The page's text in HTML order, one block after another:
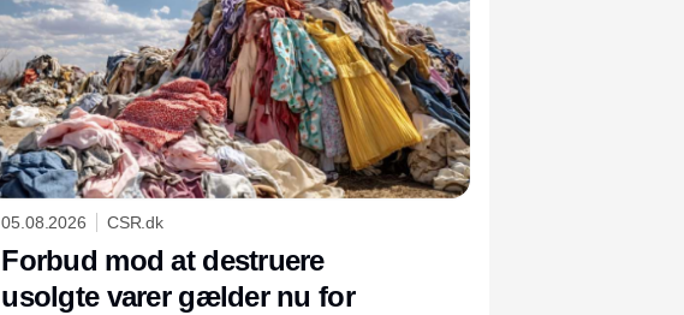
05.08.2026 CSR.dk
Forbud mod at destruere
usolgte varer gælder nu for